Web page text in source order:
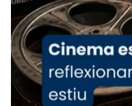
View on Facebook · Share
Arquebisbat
2 weeks ago
«Avui les santes
ajuden a alçar la